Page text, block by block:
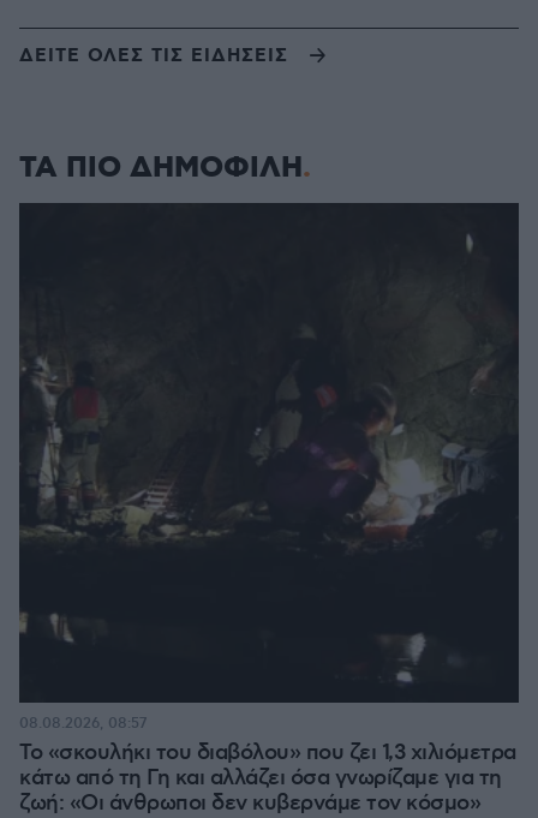
ΔΕΙΤΕ ΟΛΕΣ ΤΙΣ ΕΙΔΗΣΕΙΣ
ΤΑ ΠΙΟ ΔΗΜΟΦΙΛΗ
Το «σκουλήκι του διαβόλου» που ζει 1,3 χιλιόμετρα
κάτω από τη Γη και αλλάζει όσα γνωρίζαμε για τη
ζωή: «Οι άνθρωποι δεν κυβερνάμε τον κόσμο»
08.08.2026, 08:57